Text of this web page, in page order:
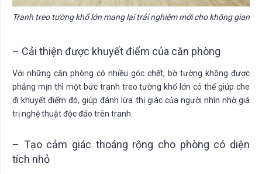
Tranh treo tường khổ lớn mang lại trải nghiệm mới cho không gian
– Cải thiện được khuyết điểm của căn phòng
Với những căn phòng có nhiều góc chết, bờ tường không được
phẳng mịn thì một bức tranh treo tường khổ lớn có thể giúp che
đi khuyết điểm đó, giúp đánh lừa thị giác của người nhìn nhờ giá
trị nghệ thuật độc đáo trên tranh.
– Tạo cảm giác thoáng rộng cho phòng có diện
tích nhỏ